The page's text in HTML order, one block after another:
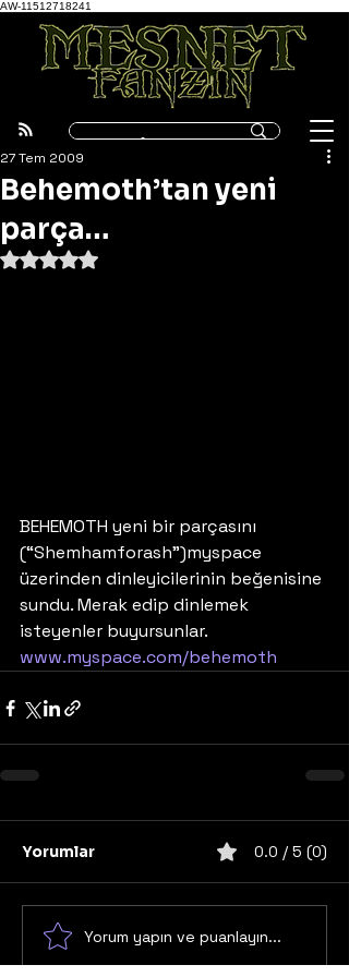
AW-11512718241
Behemoth’tan yeni
parça…
27 Tem 2009
5 üzerinden NaN yıldız
BEHEMOTH yeni bir parçasını
(“Shemhamforash”)myspace
üzerinden dinleyicilerinin beğenisine
sundu. Merak edip dinlemek
isteyenler buyursunlar.
www.myspace.com/behemoth
Yorumlar 0.0 / 5 (0)
Yorum yapın ve puanlayın...